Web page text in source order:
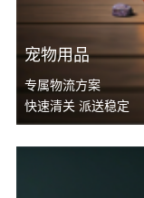
宠物用品
专属物流方案
快速清关 派送稳定